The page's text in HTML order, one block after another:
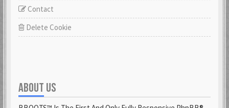
Contact
Delete Cookie
ABOUT US